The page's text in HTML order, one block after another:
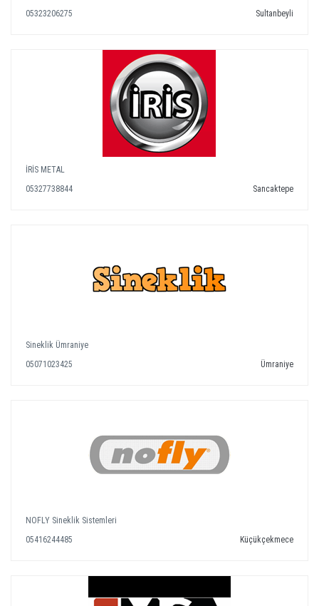
05323206275 Sultanbeyli
İRİS METAL
05327738844
Sancaktepe
Sineklik Ümraniye
05071023425
Ümraniye
NOFLY Sineklik Sistemleri
05416244485
Küçükçekmece